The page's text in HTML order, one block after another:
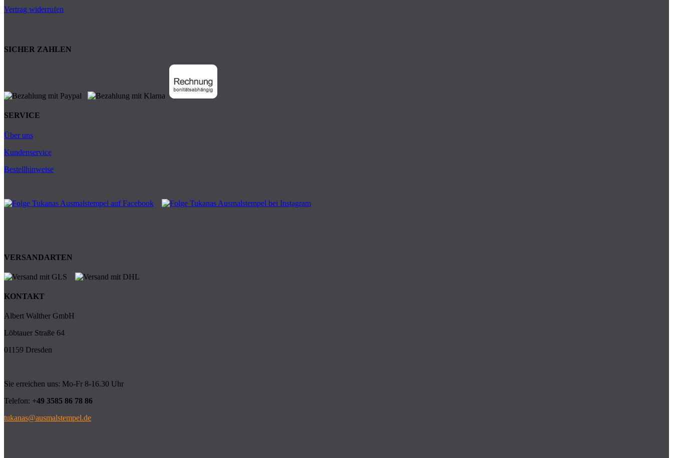
Vertrag widerrufen
SICHER ZAHLEN
SERVICE
Über uns
Kundenservice
Bestellhinweise
VERSANDARTEN
KONTAKT
Albert Walther GmbH
Löbtauer Straße 64
01159 Dresden
Sie erreichen uns: Mo-Fr 8-16.30 Uhr
Telefon: +49 3585 86 78 86
tukanas@ausmalstempel.de